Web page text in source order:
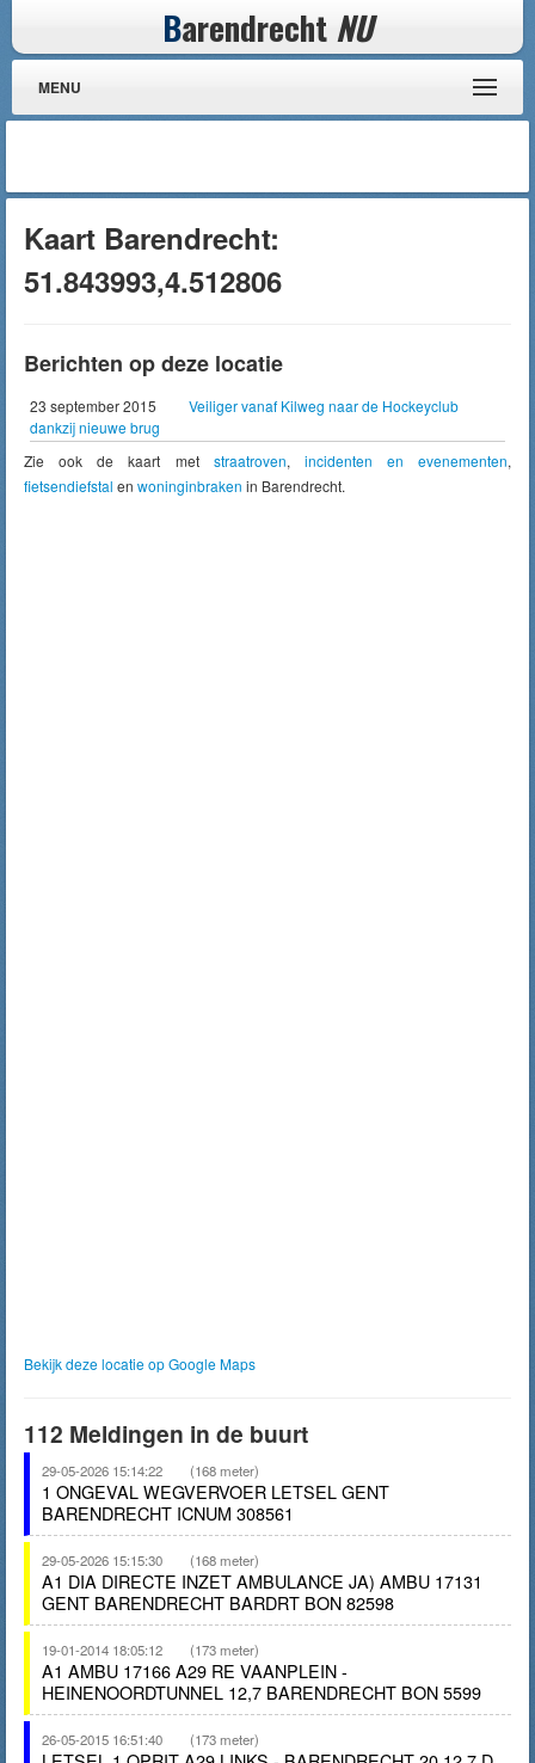
Barendrecht NU
MENU
Kaart Barendrecht:
51.843993,4.512806
Berichten op deze locatie
23 september 2015
Veiliger vanaf Kilweg naar de Hockeyclub
dankzij nieuwe brug
Zie ook de kaart met straatroven, incidenten en evenementen,
fietsendiefstal en woninginbraken in Barendrecht.
Bekijk deze locatie op Google Maps
112 Meldingen in de buurt
29-05-2026 15:14:22 (168 meter)
1 ONGEVAL WEGVERVOER LETSEL GENT
BARENDRECHT ICNUM 308561
29-05-2026 15:15:30 (168 meter)
A1 DIA DIRECTE INZET AMBULANCE JA) AMBU 17131
GENT BARENDRECHT BARDRT BON 82598
19-01-2014 18:05:12 (173 meter)
A1 AMBU 17166 A29 RE VAANPLEIN -
HEINENOORDTUNNEL 12,7 BARENDRECHT BON 5599
26-05-2015 16:51:40 (173 meter)